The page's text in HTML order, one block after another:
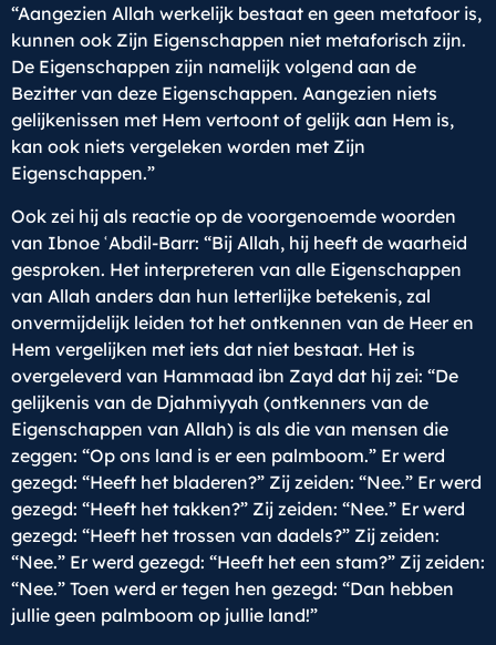
“Aangezien Allah werkelijk bestaat en geen metafoor is,
kunnen ook Zijn Eigenschappen niet metaforisch zijn.
De Eigenschappen zijn namelijk volgend aan de
Bezitter van deze Eigenschappen. Aangezien niets
gelijkenissen met Hem vertoont of gelijk aan Hem is,
kan ook niets vergeleken worden met Zijn
Eigenschappen.”
Ook zei hij als reactie op de voorgenoemde woorden
van Ibnoe ʿAbdil-Barr: “Bij Allah, hij heeft de waarheid
gesproken. Het interpreteren van alle Eigenschappen
van Allah anders dan hun letterlijke betekenis, zal
onvermijdelijk leiden tot het ontkennen van de Heer en
Hem vergelijken met iets dat niet bestaat. Het is
overgeleverd van Hammaad ibn Zayd dat hij zei: “De
gelijkenis van de Djahmiyyah (ontkenners van de
Eigenschappen van Allah) is als die van mensen die
zeggen: “Op ons land is er een palmboom.” Er werd
gezegd: “Heeft het bladeren?” Zij zeiden: “Nee.” Er werd
gezegd: “Heeft het takken?” Zij zeiden: “Nee.” Er werd
gezegd: “Heeft het trossen van dadels?” Zij zeiden:
“Nee.” Er werd gezegd: “Heeft het een stam?” Zij zeiden:
“Nee.” Toen werd er tegen hen gezegd: “Dan hebben
jullie geen palmboom op jullie land!”